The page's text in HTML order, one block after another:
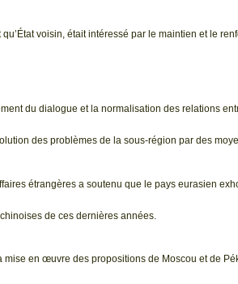
voisin, était intéressé par le maintien et le
du dialogue et la normalisation des relations
des problèmes de la sous-région par des
étrangères a soutenu que le pays eurasien
de ces dernières années.
mise en œuvre des propositions de Moscou et de